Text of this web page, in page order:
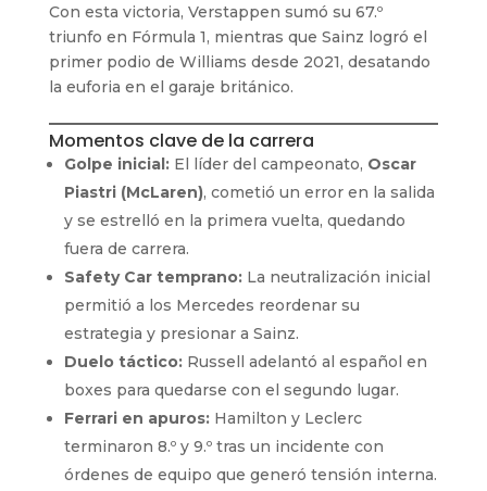
Con esta victoria, Verstappen sumó su 67.º
triunfo en Fórmula 1, mientras que Sainz logró el
primer podio de Williams desde 2021, desatando
la euforia en el garaje británico.
Momentos clave de la carrera
Golpe inicial:El líder del campeonato, Oscar
Piastri (McLaren), cometió un error en la salida
y se estrelló en la primera vuelta, quedando
fuera de carrera.
Safety Car temprano:La neutralización inicial
permitió a los Mercedes reordenar su
estrategia y presionar a Sainz.
Duelo táctico:Russell adelantó al español en
boxes para quedarse con el segundo lugar.
Ferrari en apuros:Hamilton y Leclerc
terminaron 8.º y 9.º tras un incidente con
órdenes de equipo que generó tensión interna.